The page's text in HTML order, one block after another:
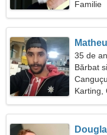
Familie
35 de
Bărbat
Canguçu
Karting,